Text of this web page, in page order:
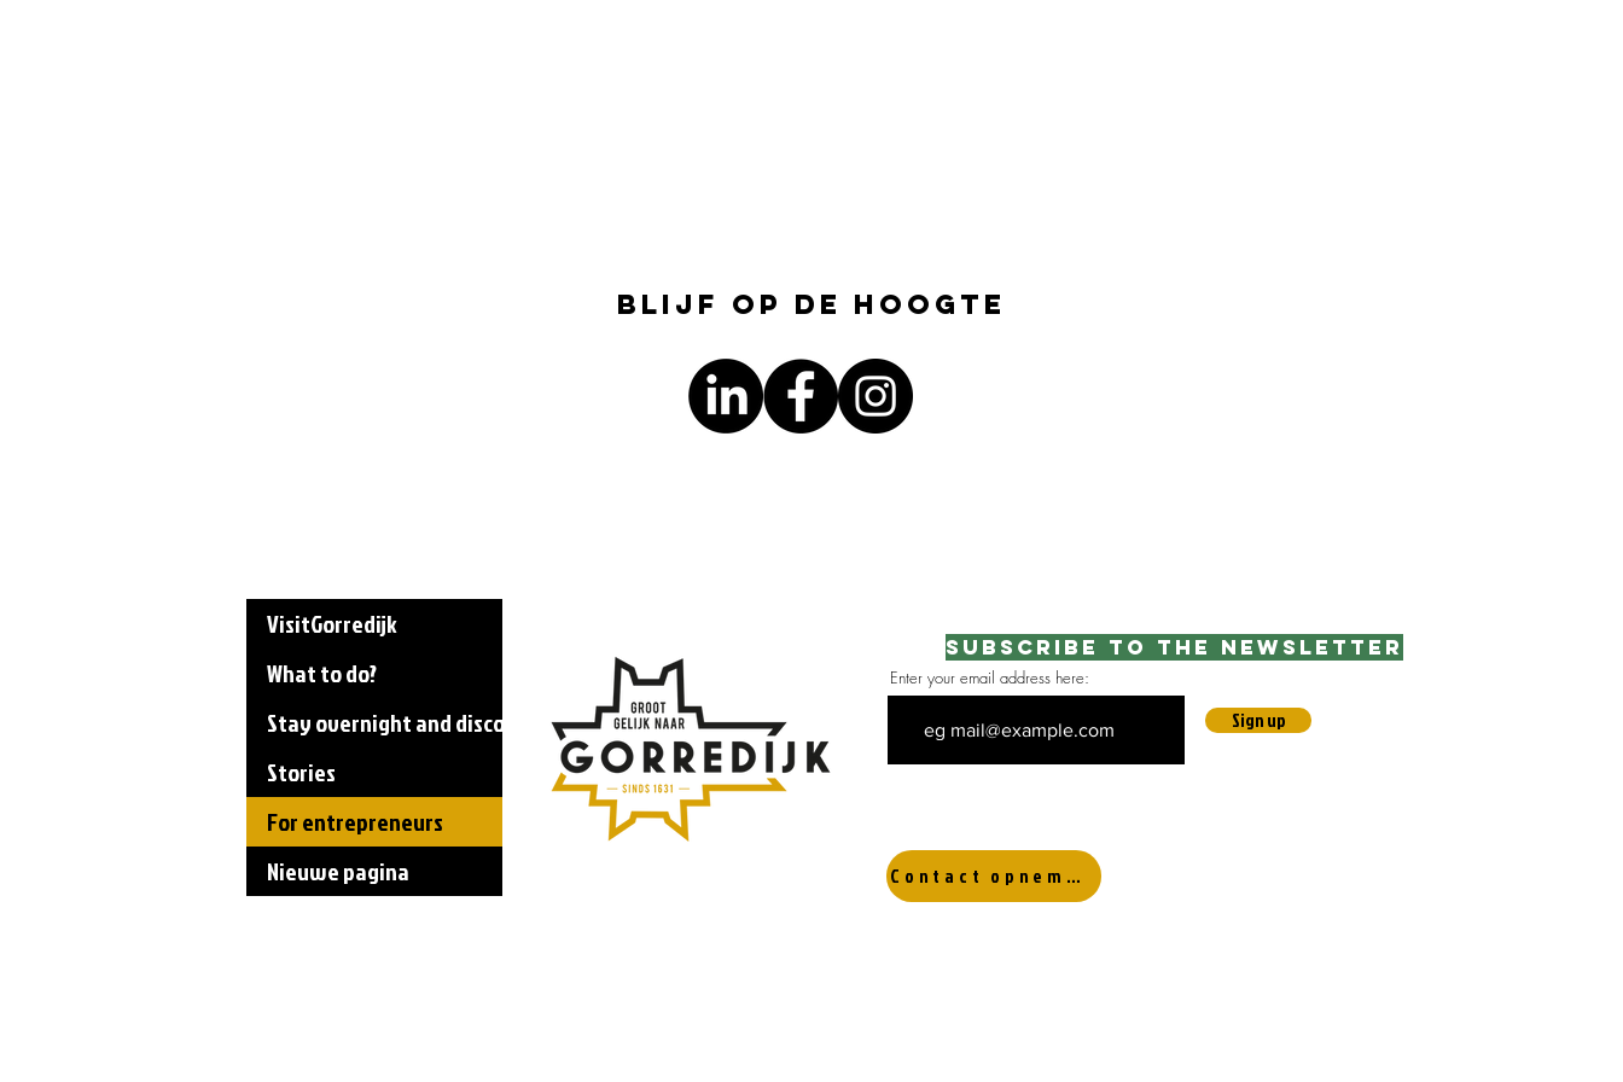
Blijf op de hoogte
VisitGorredijk
What to do?
Stay overnight and discover the area
Stories
For entrepreneurs
Nieuwe pagina
Subscribe to the newsletter
Enter your email address here:
Sign up
Contact opnemen